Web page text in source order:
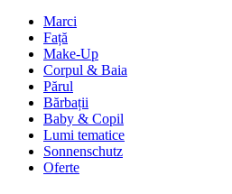
Marci
Față
Make-Up
Corpul & Baia
Părul
Bărbații
Baby & Copil
Lumi tematice
Sonnenschutz
Oferte